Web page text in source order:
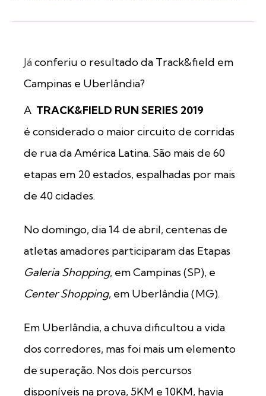
Jáconferiu o resultado da Track&field em
Campinas e Uberlândia?
A TRACK&FIELD RUN SERIES 2019
é considerado o maior circuito de corridas
de rua da América Latina. São mais de 60
etapas em 20 estados, espalhadas por mais
de 40 cidades.
No domingo, dia 14 de abril, centenas de
atletas amadores participaram das Etapas
Galeria Shopping, em Campinas (SP), e
Center Shopping, em Uberlândia (MG).
Em Uberlândia, a chuva dificultou a vida
dos corredores, mas foi mais um elemento
de superação. Nos dois percursos
disponíveis na prova, 5KM e 10KM, havia